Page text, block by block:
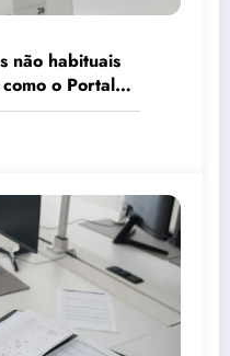
não habituais
o Portal